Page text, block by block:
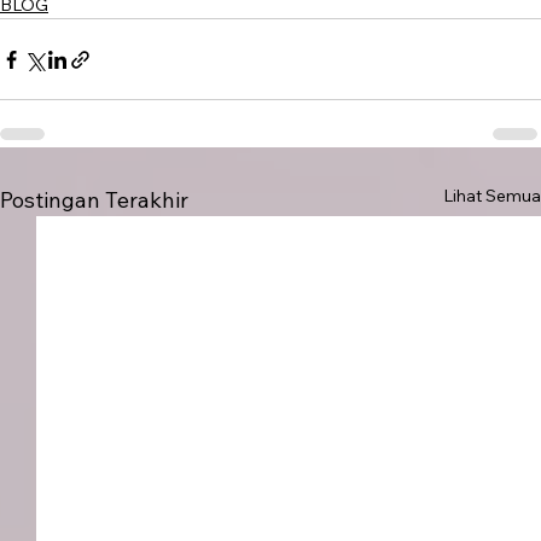
BLOG
Postingan Terakhir Lihat Semua